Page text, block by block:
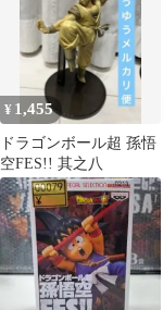
¥ 1,455
ドラゴンボール超 孫悟
空FES!! 其之八